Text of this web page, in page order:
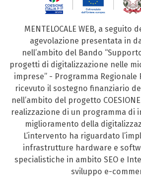
MENTELOCALE WEB, a seguito
agevolazione presentata in
nell’ambito del Bando
progetti di digitalizzazione nelle
imprese” - Programma Regionale
ricevuto il sostegno finanziario
nell’ambito del progetto COESIONE
realizzazione di un programma di
miglioramento della
L’intervento ha riguardato
infrastrutture hardware e
specialistiche in ambito SEO e
sviluppo e-